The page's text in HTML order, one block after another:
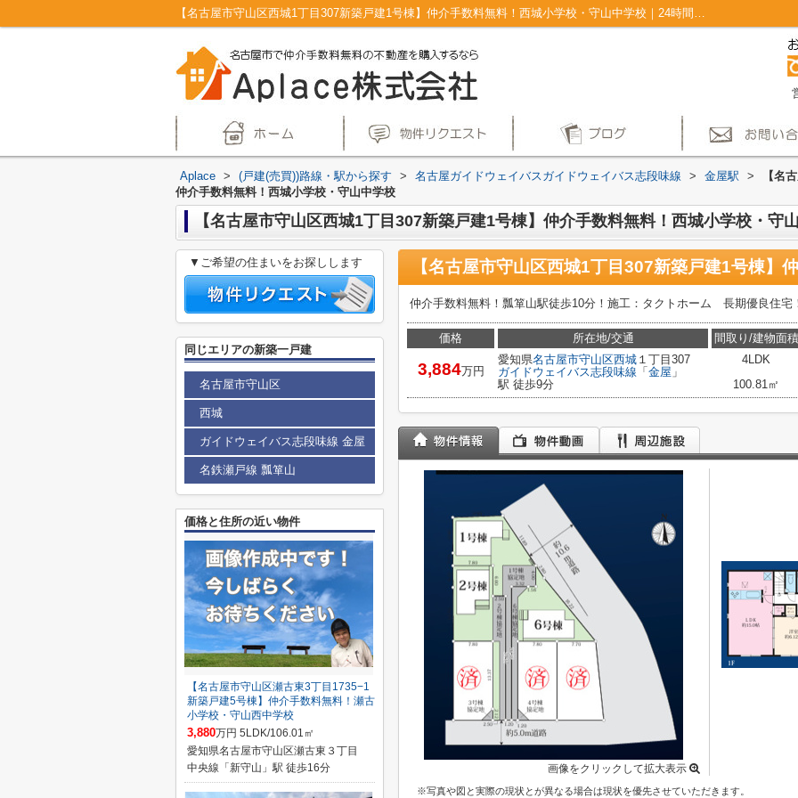
【名古屋市守山区西城1丁目307新築戸建1号棟】仲介手数料無料！西城小学校・守山中学校｜24時間換気システム 駐車２台可 火災警報器(報知器) バルコニー 浄水器｜仲介手数料無料！名古屋市で新築戸建てを探すならAplace
Aplace > (戸建(売買))路線・駅から探す > 名古屋ガイドウェイバスガイドウェイバス志段味線 > 金屋駅 >
【名
仲介手数料無料！西城小学校・守山中学校
【名古屋市守山区西城1丁目307新築戸建1号棟】仲介手数料無料！西城小学校・守
仲介手数料無料！瓢箪山駅徒歩10分！施工：タクトホーム 長期優良住宅
価格
3,884万円
所在地/交通
愛知県名古屋市守山区西城 １丁目307
ガイドウェイバス志段味線 「 金屋 」
駅 徒歩9分
間取り/建物面積
4LDK
100.81㎡
画像をクリックして拡大表示
※写真や図と実際の現状とが異なる場合は現状を優先させていただきます。
▼ご希望の住まいをお探しします
同じエリアの新築一戸建
名古屋市守山区
西城
ガイドウェイバス志段味線 金屋
名鉄瀬戸線 瓢箪山
価格と住所の近い物件
【名古屋市守山区瀬古東3丁目1735−1
新築戸建5号棟】仲介手数料無料！瀬古
小学校・守山西中学校
3,880万円 5LDK/106.01㎡
愛知県名古屋市守山区瀬古東３丁目
中央線「新守山」駅 徒歩16分